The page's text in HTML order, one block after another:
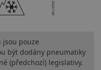
jsou pouze
být dodány pneumatiky
(předchozí) legislativy.